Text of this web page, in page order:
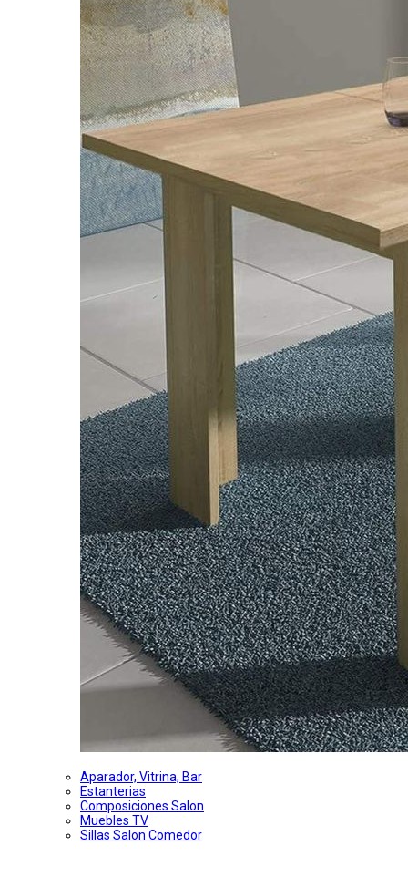
Aparador, Vitrina, Bar
Estanterias
Composiciones Salon
Muebles TV
Sillas Salon Comedor